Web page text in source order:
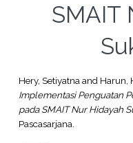
SMAIT
Hery, Setiyatnaand Harun,
Implementasi Penguatan
pada SMAIT Nur Hidayah
Pascasarjana.